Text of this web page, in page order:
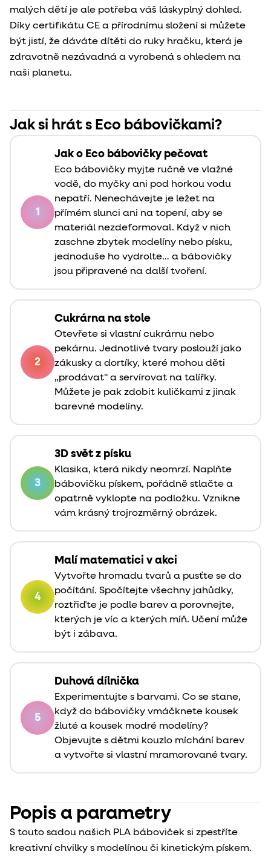
malých dětí je ale potřeba váš láskyplný dohled.
Díky certifikátu CE a přírodnímu složení si můžete
být jistí, že dáváte dítěti do ruky hračku, která je
zdravotně nezávadná a vyrobená s ohledem na
naši planetu.
Jak si hrát s Eco bábovičkami?
1
Jak o Eco bábovičky pečovat
Eco bábovičky myjte ručně ve vlažné
vodě, do myčky ani pod horkou vodu
nepatří. Nenechávejte je ležet na
přímém slunci ani na topení, aby se
materiál nezdeformoval. Když v nich
zaschne zbytek modelíny nebo písku,
jednoduše ho vydrolte… a bábovičky
jsou připravené na další tvoření.
2
Cukrárna na stole
Otevřete si vlastní cukrárnu nebo
pekárnu. Jednotlivé tvary poslouží jako
zákusky a dortíky, které mohou děti
„prodávat" a servírovat na talířky.
Můžete je pak zdobit kuličkami z jinak
barevné modelíny.
3
3D svět z písku
Klasika, která nikdy neomrzí. Naplňte
bábovičku pískem, pořádně stlačte a
opatrně vyklopte na podložku. Vznikne
vám krásný trojrozměrný obrázek.
4
Malí matematici v akci
Vytvořte hromadu tvarů a pusťte se do
počítání. Spočítejte všechny jahůdky,
roztřiďte je podle barev a porovnejte,
kterých je víc a kterých míň. Učení může
být i zábava.
5
Duhová dílnička
Experimentujte s barvami. Co se stane,
když do bábovičky vmáčknete kousek
žluté a kousek modré modelíny?
Objevujte s dětmi kouzlo míchání barev
a vytvořte si vlastní mramorované tvary.
Popis a parametry
S touto sadou našich PLA báboviček si zpestříte
kreativní chvilky s modelínou či kinetickým pískem.